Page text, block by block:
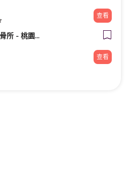
查看
筋師傅鬆筋理骨所 - 桃園整復/推拿/民俗療法/整骨
查看